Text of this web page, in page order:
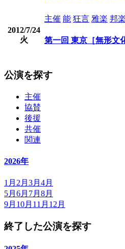
2012/7/24
火
主催 能 狂言 雅楽 邦楽
第一回 東京［無形文
公演を探す
主催
協賛
後援
共催
関連
2026年
1月 2月 3月 4月
5月 6月 7月 8月
9月 10月 11月 12月
終了した公演を探す